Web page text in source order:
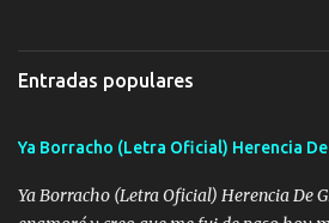
responsable hay rateros envidiosos que
me cuida de las maldades Pa el equipo
lo primero que cualquier cosa es un gran
ver solo más no ando solo ai ta el
cuidan los santos y mi Dios cada día con
por un futuro mejor Música Empecé
fecha aún sigo vigente no soy manchado
Entradas populares
Ya Borracho (Letra Oficial) Herencia
Ya Borracho (Letra Oficial) Herencia De